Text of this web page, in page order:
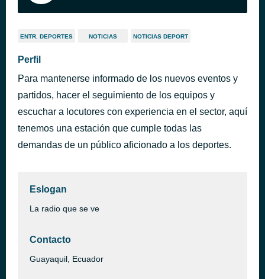
ENTR. DEPORTES NOTICIAS NOTICIAS DEPORT
Perfil
Para mantenerse informado de los nuevos eventos y
partidos, hacer el seguimiento de los equipos y
escuchar a locutores con experiencia en el sector, aquí
tenemos una estación que cumple todas las
demandas de un público aficionado a los deportes.
Eslogan
La radio que se ve
Contacto
Guayaquil, Ecuador